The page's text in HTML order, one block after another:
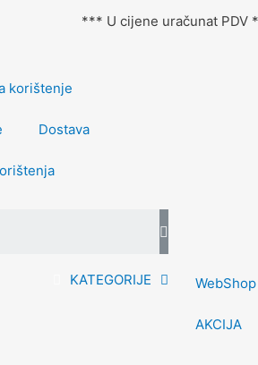
*** U cijene uračunat PDV
korištenje
Dostava
KATEGORIJE WebShop
AKCIJA